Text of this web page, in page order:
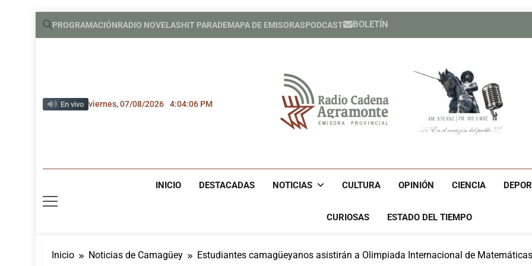
Saltar
PROGRAMACIÓNRADIO NOVELASHIT PARADEMAPA DE EMISORASPODCAST BOLETÍN
Expertos del Consejo de
Expertos del Consejo de
Héroe
En vivo viernes, 07/08/2026 4:04:07 PM
Radio Cadena
INICIO DESTACADAS NOTICIAS CULTURA OPINIÓN CIENCIA
CURIOSAS ESTADO DEL TIEMPO
Inicio Noticias de Camagüey Estudiantes camagüeyanos asistirán a Olimpiada Internacional de Matemáticas